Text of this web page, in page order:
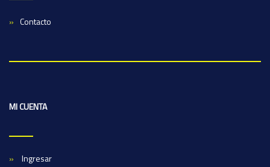
Contacto
MI CUENTA
Ingresar